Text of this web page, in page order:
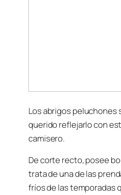
Los abrigos peluchones
querido reflejarlo con
camisero.
De corte recto, posee
trata de una de las
fríos de las temporadas